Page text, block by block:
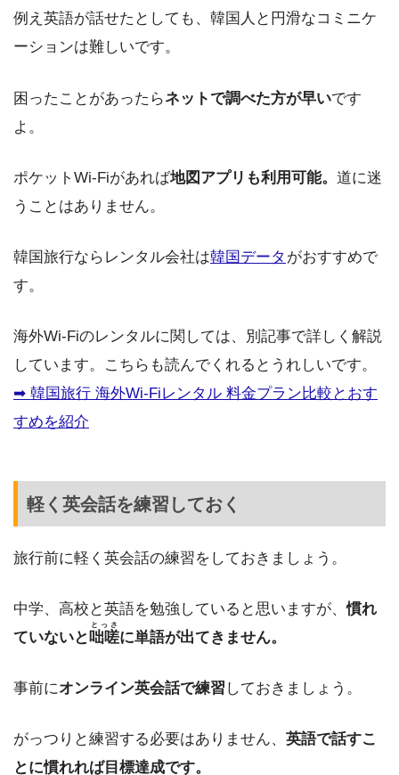
例え英語が話せたとしても、韓国人と円滑なコミニケ
ーションは難しいです。
困ったことがあったらネットで調べた方が早いです
よ。
ポケットWi-Fiがあれば地図アプリも利用可能。 道に迷
うことはありません。
韓国旅行ならレンタル会社は韓国データ がおすすめで
す。
海外Wi-Fiのレンタルに関しては、別記事で詳しく解説
しています。こちらも読んでくれるとうれしいです。
➡︎ 韓国旅行 海外Wi-Fiレンタル 料金プラン比較とおす
すめを紹介
軽く英会話を練習しておく
旅行前に軽く英会話の練習をしておきましょう。
中学、高校と英語を勉強していると思いますが、慣れ
ていないと咄嗟
とっさ
に単語が出てきません。
事前にオンライン英会話で練習 しておきましょう。
がっつりと練習する必要はありません、 英語で話すこ
とに慣れれば目標達成です。